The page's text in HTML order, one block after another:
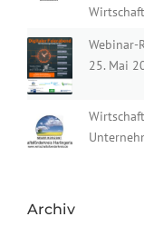
Webinar-
25. Mai
Archiv